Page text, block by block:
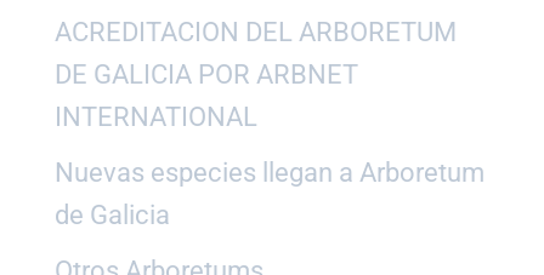
ACREDITACION DEL ARBORETUM
DE GALICIA POR ARBNET
INTERNATIONAL
Nuevas especies llegan a Arboretum
de Galicia